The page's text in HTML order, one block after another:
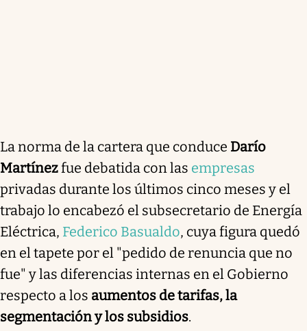
La norma de la cartera que conduce Darío
Martínezfue debatida con las empresas
privadas durante los últimos cinco meses y el
trabajo lo encabezó el subsecretario de Energía
Eléctrica, Federico Basualdo, cuya figura quedó
en el tapete por el "pedido de renuncia que no
fue" y las diferencias internas en el Gobierno
respecto a los aumentos de tarifas, la
segmentación y los subsidios.